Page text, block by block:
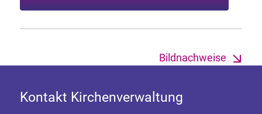
Bildnachweise
Kontakt Kirchenverwaltung